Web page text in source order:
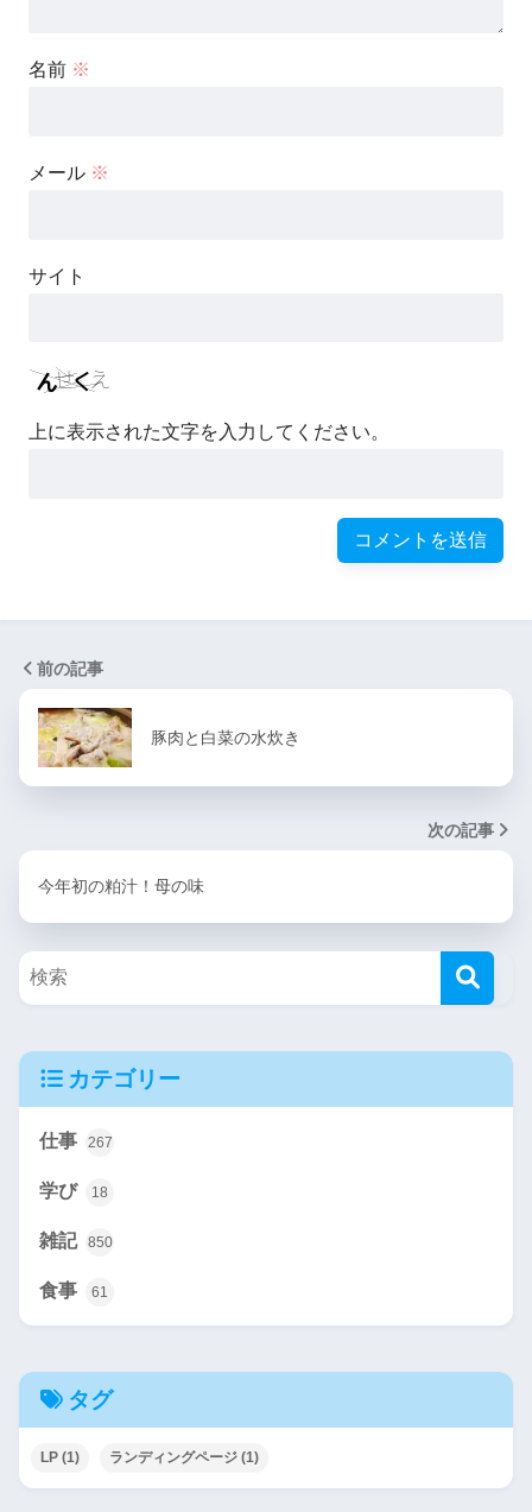
名前 ※
メール ※
サイト
上に表示された文字を入力してください。
前の記事
豚肉と白菜の水炊き
次の記事
今年初の粕汁！母の味
カテゴリー
仕事 267
学び 18
雑記 850
食事 61
タグ
LP (1) ランディングページ (1)